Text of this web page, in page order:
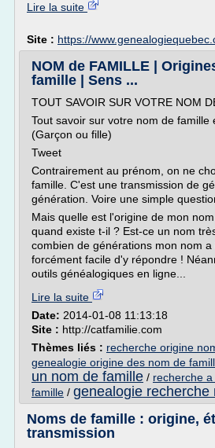
Lire la suite
Site : https://
NOM de FAMILLE |
famille | Sens ...
TOUT SAVOIR SUR VOTRE NOM
Tout savoir sur votre nom de famille
(Garçon ou fille)
Tweet
Contrairement au prénom, on ne
famille. C'est une transmission de
génération. Voire une simple
Mais quelle est l'origine de mon
quand existe t-il ? Est-ce un nom
combien de générations mon nom
forcément facile d'y répondre !
outils généalogiques en ligne...
Lire la suite
Date: 2014-01-08 11:13:18
Site : http://catfamilie.com
Thèmes liés : recherche origine
genealogie origine des nom de
un nom de famille / recherche
famille / genealogie recherche
Noms de famille : origine,
transmission